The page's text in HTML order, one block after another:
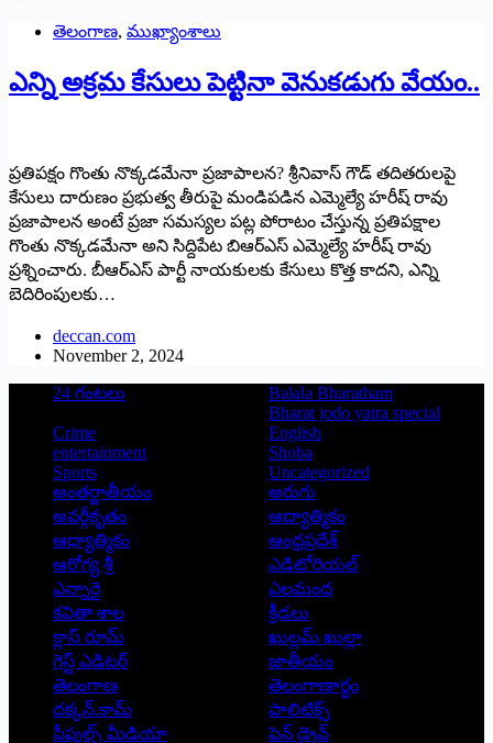
తెలంగాణ, ముఖ్యాంశాలు
ఎన్ని అక్ర‌మ కేసులు పెట్టినా వెనుక‌డుగు వేయం..
ప్రతిపక్షం గొంతు నొక్కడమేనా ప్రజాపాలన? శ్రీనివాస్‌ ‌గౌడ్‌ ‌తదితరులపై
కేసులు దారుణం ప్రభుత్వ తీరుపై మండిపడిన‌ ఎమ్మెల్యే హరీష్‌ ‌రావు
‌ప్రజాపాలన అంటే ప్రజా సమస్యల పట్ల పోరాటం చేస్తున్న ప్రతిపక్షాల
గొంతు నొక్కడమేనా అని సిద్దిపేట బిఆర్‌ఎస్‌ ఎమ్మెల్యే హరీష్‌ ‌రావు
ప్రశ్నించారు. బీఆర్‌ఎస్‌ ‌పార్టీ నాయకులకు కేసులు కొత్త కాదని, ఎన్ని
బెదిరింపులకు…
deccan.com
November 2, 2024
24 గంటలు
Balala Bharatham
Bharat jodo yatra special
Crime
English
entertainment
Shoba
Sports
Uncategorized
అంతర్జాతీయం
అరుగు
అవర్గీకృతం
ఆద్యాత్మికం
ఆధ్యాత్మికం
ఆంధ్రప్రదేశ్
ఆరోగ్య శ్రీ
ఎడిటోరియల్
ఎన్నారై
ఎలమంద
కవితా శాల
క్రీడలు
క్లాస్ రూమ్
ఖుల్లమ్ ఖుల్లా
గెస్ట్ ఎడిటర్
జాతీయం
తెలంగాణ
తెలంగాణార్థం
దక్కన్.కామ్
పాలిటిక్స్
పీపుల్స్ ‌మీడియా
పెన్ డ్రైవ్